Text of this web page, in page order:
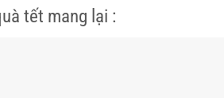
tết mang lại :